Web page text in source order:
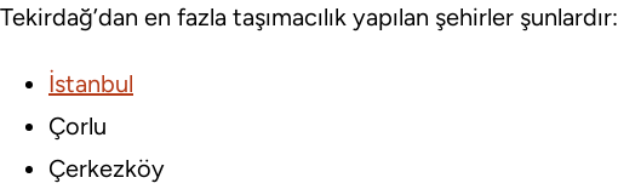
Tekirdağ’dan en fazla taşımacılık yapılan şehirler şunlardır:
İstanbul
Çorlu
Çerkezköy